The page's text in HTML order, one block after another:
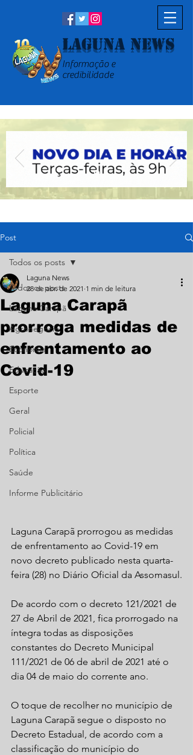
Laguna News
Informação e
credibilidade
Post
Todos os posts
Laguna Carapã
Agronegócio
Economia
Educação
Esporte
Geral
Policial
Política
Saúde
Informe Publicitário
Todos os posts
Laguna Carapã
prorroga medidas de
enfrentamento ao
Covid-19
Laguna News
28 de abr. de 2021 1 min de leitura
Laguna Carapã prorrogou as medidas
de enfrentamento ao Covid-19 em
novo decreto publicado nesta quarta-
feira (28) no Diário Oficial da Assomasul.
De acordo com o decreto 121/2021 de
27 de Abril de 2021, fica prorrogado na
íntegra todas as disposições
constantes do Decreto Municipal
111/2021 de 06 de abril de 2021 até o
dia 04 de maio do corrente ano.
O toque de recolher no município de
Laguna Carapã segue o disposto no
Decreto Estadual, de acordo com a
classificação do município do